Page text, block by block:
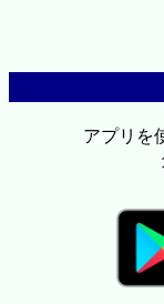
アプリを